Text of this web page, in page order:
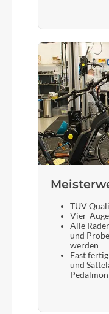
TÜV
Vier-
Alle
und
werden
Fast
und